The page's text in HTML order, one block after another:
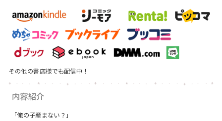
G-Lish LiKo
その他の書店様でも配信中！
内容紹介
「俺の子産まない？」